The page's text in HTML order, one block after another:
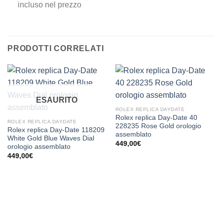
incluso nel prezzo
PRODOTTI CORRELATI
ESAURITO
ROLEX REPLICA DAYDATE
Rolex replica Day-Date 118209
White Gold Blue Waves Dial
orologio assemblato
449,00€
ROLEX REPLICA DAYDATE
Rolex replica Day-Date 40
228235 Rose Gold orologio
assemblato
449,00€